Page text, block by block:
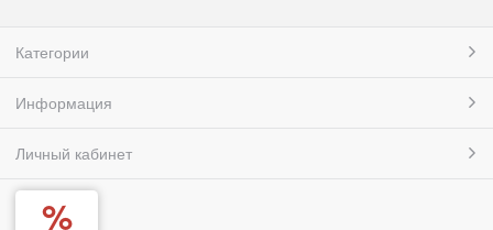
Категории
Информация
Личный кабинет